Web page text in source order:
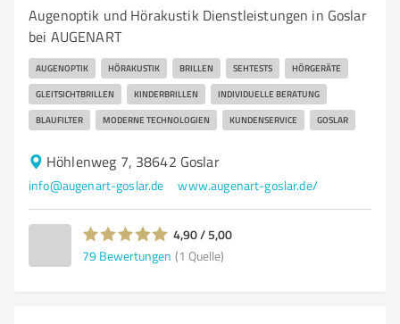
Augenoptik und Hörakustik Dienstleistungen in Goslar
bei AUGENART
AUGENOPTIK HÖRAKUSTIK BRILLEN SEHTESTS HÖRGERÄTE
GLEITSICHTBRILLEN KINDERBRILLEN INDIVIDUELLE BERATUNG
BLAUFILTER MODERNE TECHNOLOGIEN KUNDENSERVICE GOSLAR
Höhlenweg 7, 38642 Goslar
info@augenart-goslar.de www.augenart-goslar.de/
4,90 / 5,00
79 Bewertungen (1 Quelle)